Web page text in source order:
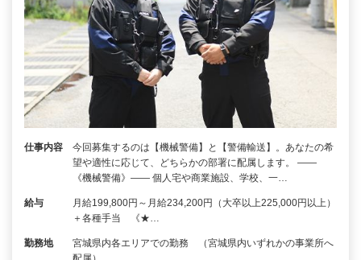
仕事内容
今回募集するのは【機械警備】と【警備輸送】。あなたの希
望や適性に応じて、どちらかの部署に配属します。 ――
《機械警備》―― 個人宅や商業施設、学校、一…
給与
月給199,800円～月給234,200円（大卒以上225,000円以上）
＋各種手当 《★…
勤務地
宮城県内各エリアでの勤務 （宮城県内いずれかの事業所へ